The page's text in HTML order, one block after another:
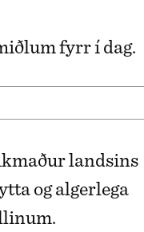
fyrr í dag.
landsins
og algerlega